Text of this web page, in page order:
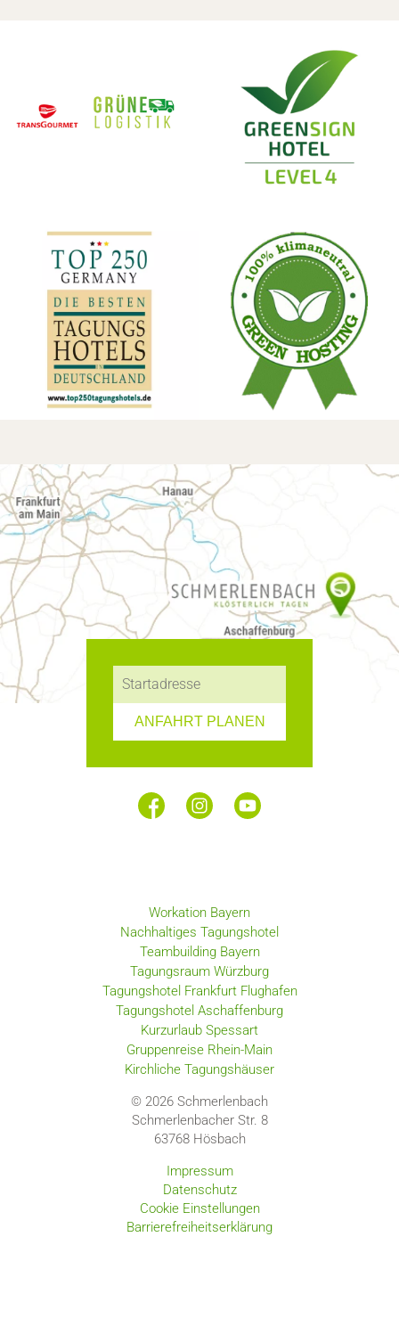
ANFAHRT PLANEN
Workation Bayern
Nachhaltiges Tagungshotel
Teambuilding Bayern
Tagungsraum Würzburg
Tagungshotel Frankfurt Flughafen
Tagungshotel Aschaffenburg
Kurzurlaub Spessart
Gruppenreise Rhein-Main
Kirchliche Tagungshäuser
© 2026 Schmerlenbach
Schmerlenbacher Str. 8
63768Hösbach
Impressum
Datenschutz
Cookie Einstellungen
Barrierefreiheitserklärung